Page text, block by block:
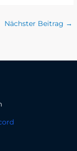
Nächster Beitrag →